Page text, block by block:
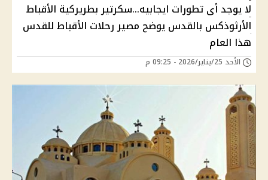
لا يوجد أى تطورات ايجابيه...سكرتير بطريركية الأقباط
الأرثوذكس بالقدس يوضح مصير رحلات الأقباط للقدس
هذا العام
الأحد 25/يناير/2026 - 09:25 م